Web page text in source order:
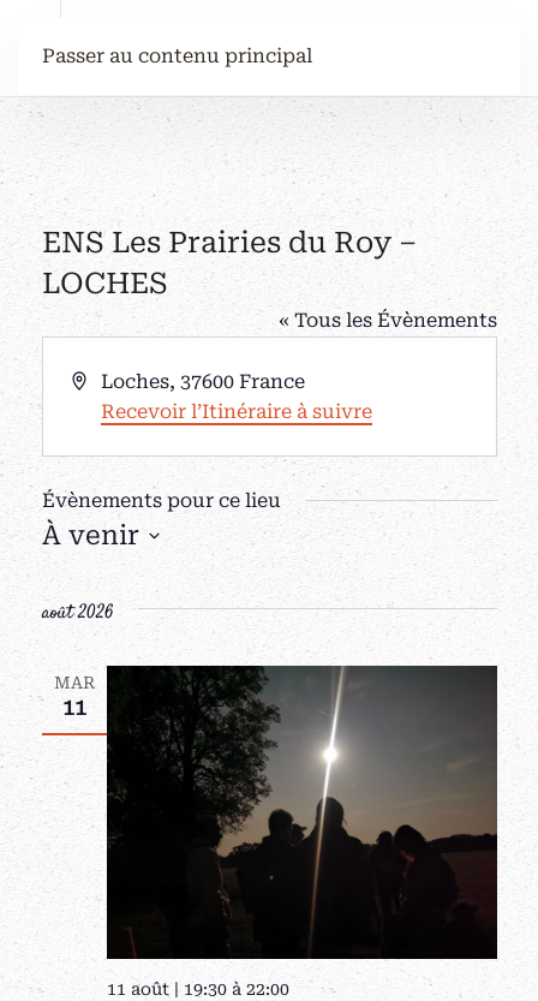
Passer au contenu principal
ENS Les Prairies du Roy –
LOCHES
« Tous les Évènements
Adresse
Loches, 37600 France
Recevoir l’Itinéraire à suivre
Évènements pour ce lieu
À venir
Sélectionnez
une
date.
août 2026
MAR
11
11 août | 19:30à 22:00